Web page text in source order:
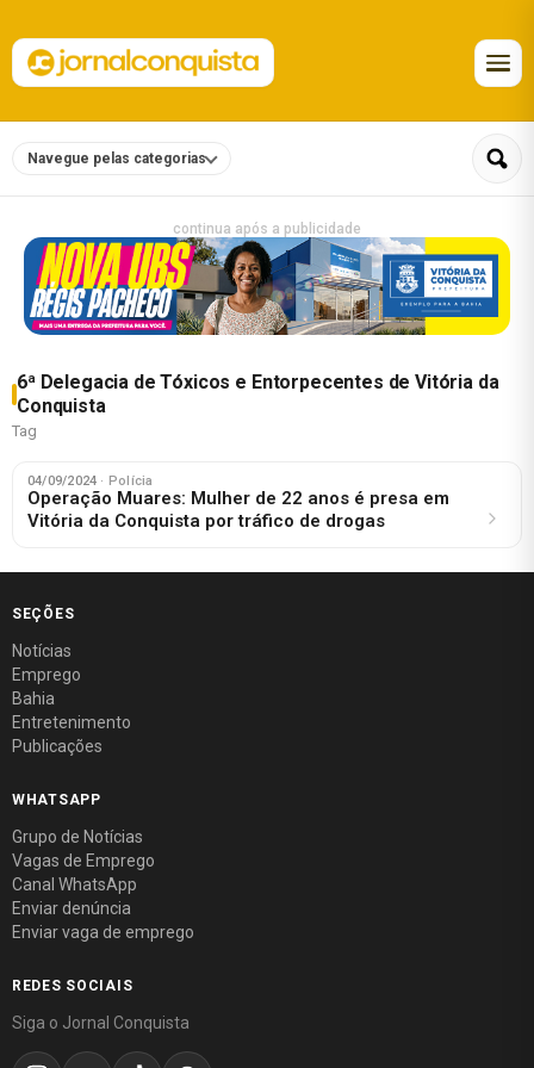
Navegue pelas categorias
continua após a publicidade
6ª Delegacia de Tóxicos e Entorpecentes de Vitória da
Conquista
Tag
04/09/2024 · Polícia
Operação Muares: Mulher de 22 anos é presa em
Vitória da Conquista por tráfico de drogas
SEÇÕES
Notícias
Emprego
Bahia
Entretenimento
Publicações
WHATSAPP
Grupo de Notícias
Vagas de Emprego
Canal WhatsApp
Enviar denúncia
Enviar vaga de emprego
REDES SOCIAIS
Siga o Jornal Conquista